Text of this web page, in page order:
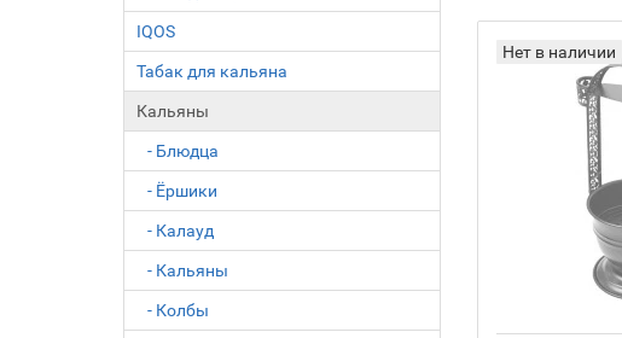
IQOS
Табак для кальяна
Кальяны
- Блюдца
- Ёршики
- Калауд
- Кальяны
- Колбы
Нет в наличии